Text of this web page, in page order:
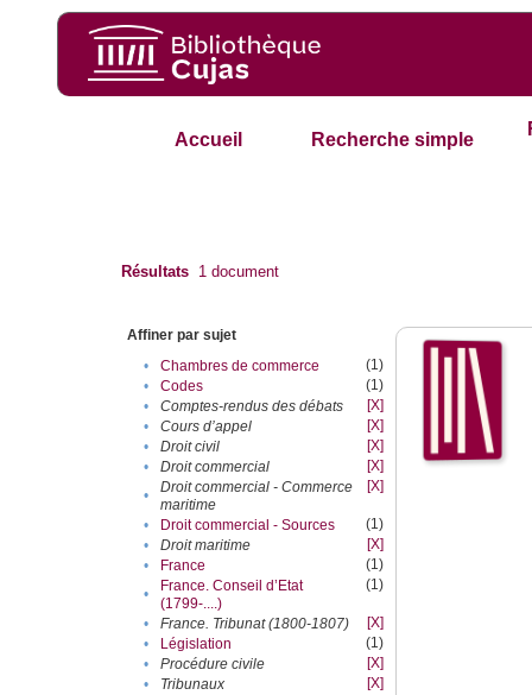
Accueil Recherche simple
Résultats 1 document
Affiner par sujet
•
Chambres de commerce
(1)
•
Codes
(1)
•
Comptes-rendus des débats
[X]
•
Cours d’appel
[X]
•
Droit civil
[X]
•
Droit commercial
[X]
•
Droit commercial - Commerce
maritime
[X]
• Droit commercial - Sources
(1)
•
Droit maritime
[X]
•
France
(1)
•
France. Conseil d’Etat
(1799-....)
(1)
• France. Tribunat (1800-1807)
[X]
•
Législation
(1)
•
Procédure civile
[X]
•
Tribunaux
[X]